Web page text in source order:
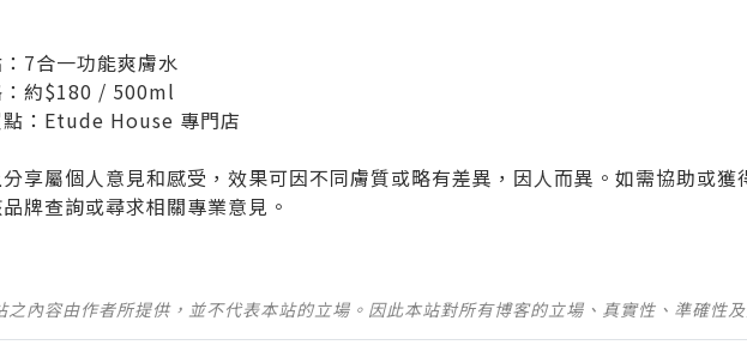
7合一功能爽膚水
：約$180 / 500ml
：Etude House 專門店
享屬個人意見和感受，效果可因不同膚質或略有差異，因人而異。如需協助或
牌查詢或尋求相關專業意見。
之內容由作者所提供，並不代表本站的立場。因此本站對所有博客的立場、真實性、準確性